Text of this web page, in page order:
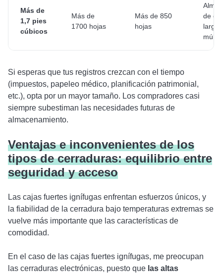
Más de
1,7 pies
cúbicos
Más de
1700 hojas
Más de 850
hojas
de
largo
Si esperas que tus registros crezcan con el tiempo
(impuestos, papeleo médico, planificación patrimonial,
etc.), opta por un mayor tamaño. Los compradores casi
siempre subestiman las necesidades futuras de
almacenamiento.
Ventajas e inconvenientes de los
tipos de cerraduras: equilibrio entre
seguridad y acceso
Las cajas fuertes ignífugas enfrentan esfuerzos únicos, y
la fiabilidad de la cerradura bajo temperaturas extremas se
vuelve más importante que las características de
comodidad.
En el caso de las cajas fuertes ignífugas, me preocupan
las cerraduras electrónicas, puesto que las altas